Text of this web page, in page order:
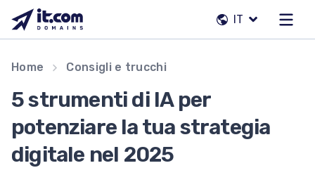
contenuto
IT
Il nostro team
Contatti
Registrar
IT
Home Consigli e trucchi
5 strumenti di IA per
potenziare la tua strategia
digitale nel 2025